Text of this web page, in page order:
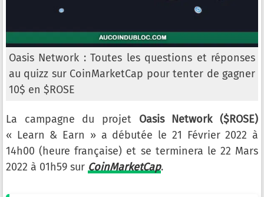
Oasis Network : Toutes les questions et réponses
au quizz sur CoinMarketCap pour tenter de gagner
10$ en $ROSE
La campagne du projet Oasis Network ($ROSE)
« Learn & Earn » a débutée le 21 Février 2022 à
14h00 (heure française) et se terminera le 22 Mars
2022 à 01h59 sur CoinMarketCap.